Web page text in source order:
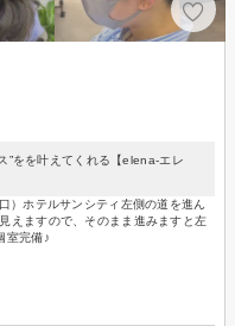
”をを叶えてくれる【elena-エレ
）ホテルサンシティ左側の道を進ん
えますので、そのまま進みますと左
室完備♪